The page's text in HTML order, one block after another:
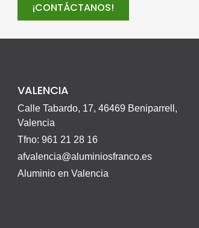
¡CONTÁCTANOS!
VALENCIA
Calle Tabardo, 17, 46469 Beniparrell,
Valencia
Tfno: 961 21 28 16
afvalencia@aluminiosfranco.es
Aluminio en Valencia